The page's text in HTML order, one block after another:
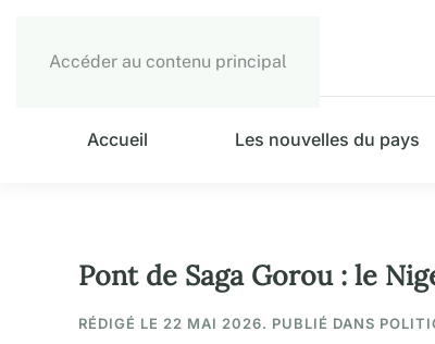
Accéder au contenu principal
Accueil Les nouvelles du pays
Pont de Saga Gorou : le
RÉDIGÉ LE 22 MAI 2026. PUBLIÉ DANS